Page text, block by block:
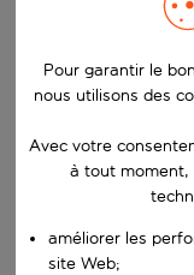
Choisissez
Choisissez
Vers
Choisissez vos
Quand
Pour garantir le
nous utilisons des
Avec votre
à tout moment,
améliorer les
site Web;